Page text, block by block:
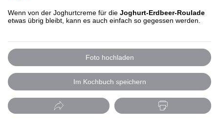
Wenn von der Joghurtcreme für die Joghurt-Erdbeer-Roulade
etwas übrig bleibt, kann es auch einfach so gegessen werden.
Foto hochladen
Im Kochbuch speichern